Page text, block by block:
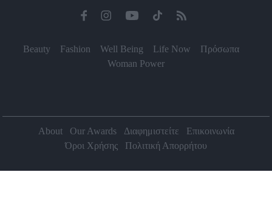
Beauty Fashion Well Being Life Now
Πρόσωπα
Woman Power
About Our Awards Διαφημιστείτε
Επικοινωνία
Όροι Χρήσης
Πολιτική Απορρήτου